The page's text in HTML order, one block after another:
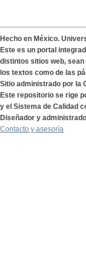
Hecho en México.
Este es un portal
distintos sitios web,
los textos como de las
Sitio administrado por la
Este repositorio se rige
y el Sistema de Calidad
Diseñador y
Contacto y asesoría